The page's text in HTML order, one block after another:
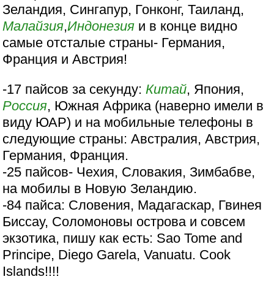
Зеландия, Сингапур, Гонконг, Таиланд,
Малайзия,Индонезия и в конце видно
самые отсталые страны- Германия,
Франция и Австрия!
-17 пайсов за секунду: Китай, Япония,
Россия, Южная Африка (наверно имели в
виду ЮАР) и на мобильные телефоны в
следующие страны: Австралия, Австрия,
Германия, Франция.
-25 пайсов- Чехия, Словакия, Зимбабве,
на мобилы в Новую Зеландию.
-84 пайса: Словения, Мадагаскар, Гвинея
Биссау, Соломоновы острова и совсем
экзотика, пишу как есть: Sao Tome and
Principe, Diego Garela, Vanuatu. Cook
Islands!!!!